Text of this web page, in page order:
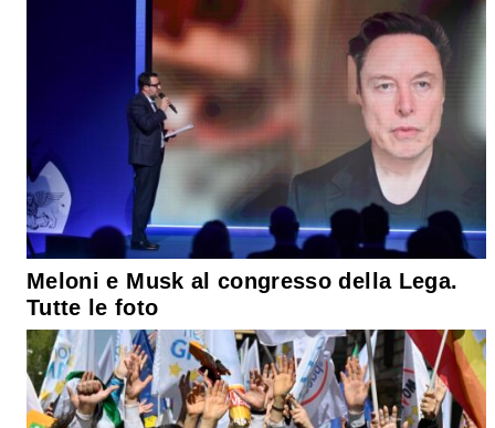
Meloni e Musk al congresso della Lega.
Tutte le foto